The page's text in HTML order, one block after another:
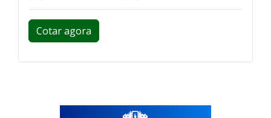
Cotar agora